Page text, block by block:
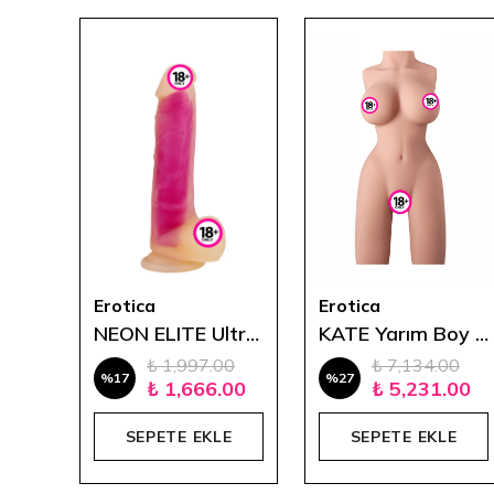
Erotica
NEON ELITE Ultra Realistik Dildo 21 cm Pembe
%17
₺ 1,997.00
₺ 1,666.00
SEPETE EKLE
Erotica
KATE Yarım Boy Gerçekçi Manken (50 cm - 6 kg)
%27
₺ 7,134.00
₺ 5,231.00
SEPETE EKLE